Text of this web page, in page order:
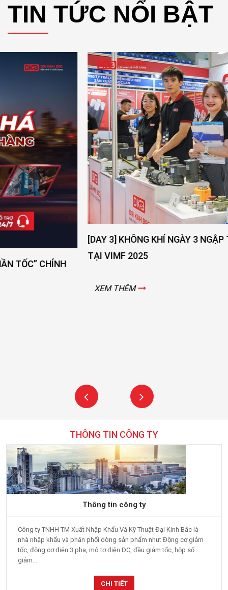
TIN TỨC NỔI BẬT
[DAY 3] KHÔNG KHÍ NGÀY 3 NGẬP TRÀN NĂNG LƯỢNG
TẠI VIMF 2025
THÔNG TIN CÔNG TY
Thông tin công ty
Công ty TNHH TM Xuất Nhập Khẩu Và Kỹ Thuật Đại Kinh Bắc là
nhà nhập khẩu và phân phối dòng sản phẩm như: Động cơ giảm
tốc, động cơ điện 3 pha, mô tơ điện DC, đầu giảm tốc, hộp số
giảm...
CHI TIẾT